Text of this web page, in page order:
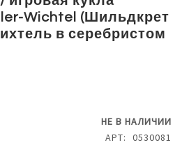
Wichtel (Шильдкрет
в серебристом
НЕ В НАЛИЧИИ
АРТ
0530081